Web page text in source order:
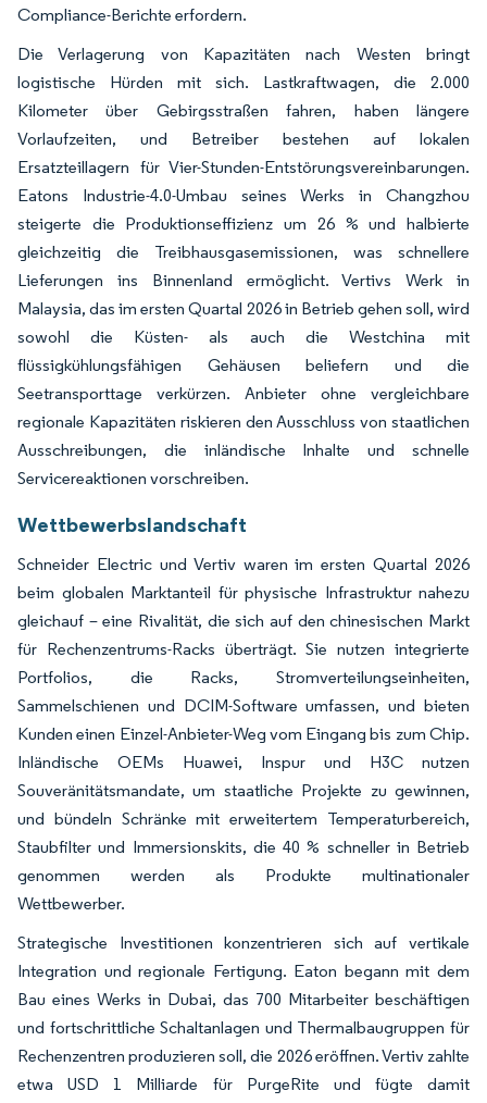
Compliance-Berichte erfordern.
Die Verlagerung von Kapazitäten nach Westen bringt
logistische Hürden mit sich. Lastkraftwagen, die 2.000
Kilometer über Gebirgsstraßen fahren, haben längere
Vorlaufzeiten, und Betreiber bestehen auf lokalen
Ersatzteillagern für Vier-Stunden-Entstörungsvereinbarungen.
Eatons Industrie-4.0-Umbau seines Werks in Changzhou
steigerte die Produktionseffizienz um 26 % und halbierte
gleichzeitig die Treibhausgasemissionen, was schnellere
Lieferungen ins Binnenland ermöglicht. Vertivs Werk in
Malaysia, das im ersten Quartal 2026 in Betrieb gehen soll, wird
sowohl die Küsten- als auch die Westchina mit
flüssigkühlungsfähigen Gehäusen beliefern und die
Seetransporttage verkürzen. Anbieter ohne vergleichbare
regionale Kapazitäten riskieren den Ausschluss von staatlichen
Ausschreibungen, die inländische Inhalte und schnelle
Servicereaktionen vorschreiben.
Wettbewerbslandschaft
Schneider Electric und Vertiv waren im ersten Quartal 2026
beim globalen Marktanteil für physische Infrastruktur nahezu
gleichauf – eine Rivalität, die sich auf den chinesischen Markt
für Rechenzentrums-Racks überträgt. Sie nutzen integrierte
Portfolios, die Racks, Stromverteilungseinheiten,
Sammelschienen und DCIM-Software umfassen, und bieten
Kunden einen Einzel-Anbieter-Weg vom Eingang bis zum Chip.
Inländische OEMs Huawei, Inspur und H3C nutzen
Souveränitätsmandate, um staatliche Projekte zu gewinnen,
und bündeln Schränke mit erweitertem Temperaturbereich,
Staubfilter und Immersionskits, die 40 % schneller in Betrieb
genommen werden als Produkte multinationaler
Wettbewerber.
Strategische Investitionen konzentrieren sich auf vertikale
Integration und regionale Fertigung. Eaton begann mit dem
Bau eines Werks in Dubai, das 700 Mitarbeiter beschäftigen
und fortschrittliche Schaltanlagen und Thermalbaugruppen für
Rechenzentren produzieren soll, die 2026 eröffnen. Vertiv zahlte
etwa USD 1 Milliarde für PurgeRite und fügte damit